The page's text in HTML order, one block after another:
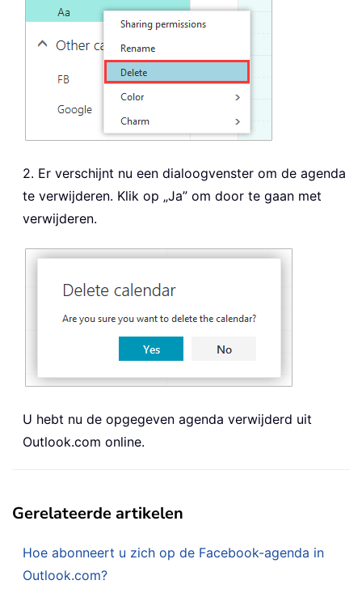
2. Er verschijnt nu een dialoogvenster om de agenda
te verwijderen. Klik op „Ja” om door te gaan met
verwijderen.
U hebt nu de opgegeven agenda verwijderd uit
Outlook.com online.
Gerelateerde artikelen
Hoe abonneert u zich op de Facebook-agenda in
Outlook.com?